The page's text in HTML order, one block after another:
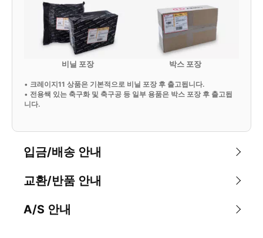
비닐 포장 박스 포장
• 크레이지11 상품은 기본적으로 비닐 포장 후 출고됩니다.
• 전용쌕 있는 축구화 및 축구공 등 일부 용품은 박스 포장 후 출고됩
니다.
입금/배송 안내
교환/반품 안내
A/S 안내